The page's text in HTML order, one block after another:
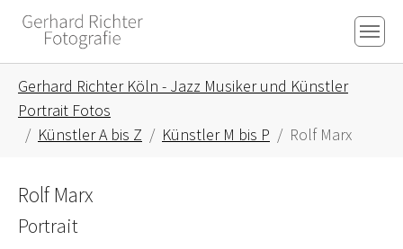
Skip to main content
Skip to page footer
Gerhard Richter Köln - Jazz Musiker und Künstler
Portrait Fotos
Künstler A bis Z
Künstler M bis P Rolf Marx
Rolf Marx
Portrait